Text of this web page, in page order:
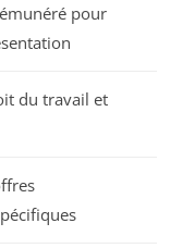
pour
du travail et